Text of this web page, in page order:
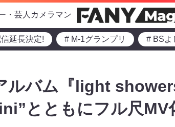
・芸人カメラマン
延長決定! # M-1グランプリ # BSよ
ルバム『light
とともにフル尺MV